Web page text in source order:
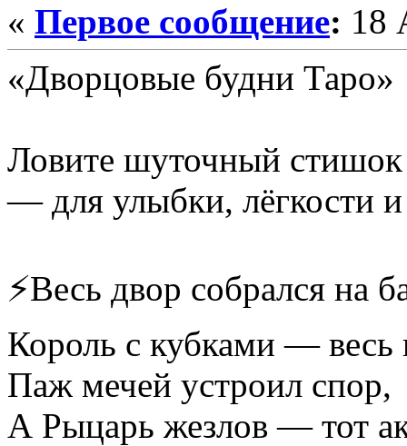
« Первое сообщение: 18
«Дворцовые будни Таро»
Ловите шуточный
— для улыбки, лёгкости
⚡Весь двор собрался на
Король с кубками — весь
Паж мечей устроил спор,
А Рыцарь жезлов — тот